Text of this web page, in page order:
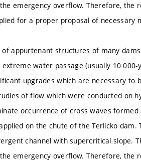
emergency overflow. Therefore, the
for a proper proposal of necessary
of appurtenant structures of many
water passage (usually 10
upgrades which are necessary to
of flow which were conducted on
occurrence of cross waves
on the chute of the Terlicko
channel with supercritical slope.
emergency overflow. Therefore, the